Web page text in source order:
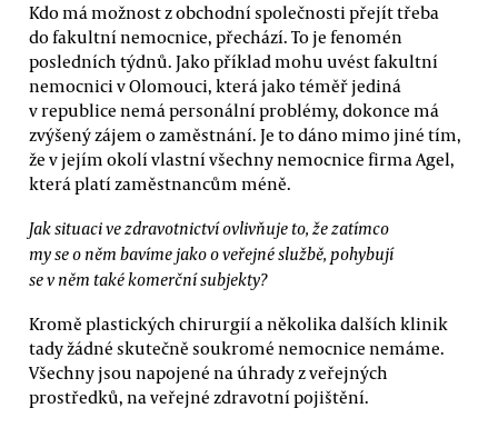
Kdo má možnost z obchodní společnosti přejít třeba
do fakultní nemocnice, přechází. To je fenomén
posledních týdnů. Jako příklad mohu uvést fakultní
nemocnici v Olomouci, která jako téměř jediná
v republice nemá personální problémy, dokonce má
zvýšený zájem o zaměstnání. Je to dáno mimo jiné tím,
že v jejím okolí vlastní všechny nemocnice firma Agel,
která platí zaměstnancům méně.
Jak situaci ve zdravotnictví ovlivňuje to, že zatímco
my se o něm bavíme jako o veřejné službě, pohybují
se v něm také komerční subjekty?
Kromě plastických chirurgií a několika dalších klinik
tady žádné skutečně soukromé nemocnice nemáme.
Všechny jsou napojené na úhrady z veřejných
prostředků, na veřejné zdravotní pojištění.